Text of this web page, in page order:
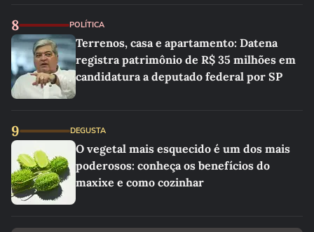
8 POLÍTICA
Terrenos, casa e apartamento: Datena
registra patrimônio de R$ 35 milhões em
candidatura a deputado federal por SP
9 DEGUSTA
O vegetal mais esquecido é um dos mais
poderosos: conheça os benefícios do
maxixe e como cozinhar